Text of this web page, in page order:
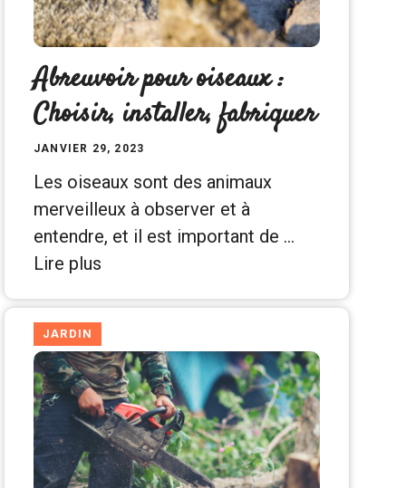
Abreuvoir pour oiseaux :
Choisir, installer, fabriquer
JANVIER 29, 2023
Les oiseaux sont des animaux
merveilleux à observer et à
entendre, et il est important de …
Lire plus
JARDIN